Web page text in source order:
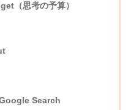
（思考の予算）
Search